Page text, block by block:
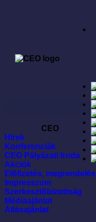
CEO
Hírek
Konferenciák
CEO Pályázati Iroda
Akciók
Elõfizetés, megrendelés
Impresszum
Szerkesztõbizottság
Médiaajánlat
Állásajánlat